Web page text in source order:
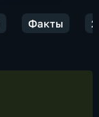
Факты